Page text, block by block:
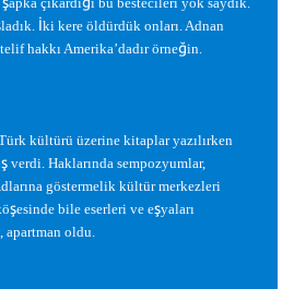
ladık. İki kere öldürdük onları. Adnan
hakkı Amerika’dadır örneğin.
kültürü üzerine kitaplar yazılırken
ş verdi. Haklarında sempozyumlar,
göstermelik kültür merkezleri
şesinde bile eserleri ve eşyaları
apartman oldu.